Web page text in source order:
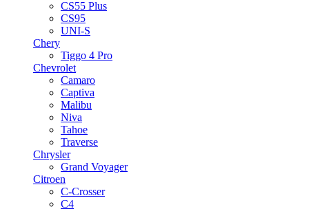
CS55 Plus
CS95
UNI-S
Chery
Tiggo 4 Pro
Chevrolet
Camaro
Captiva
Malibu
Niva
Tahoe
Traverse
Chrysler
Grand Voyager
Citroen
C-Crosser
C4